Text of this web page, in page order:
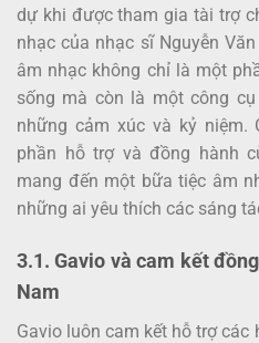
dự khi được tham gia tài trợ
nhạc của nhạc sĩ Nguyễn
âm nhạc không chỉ là một
sống mà còn là một công
những cảm xúc và kỷ
phần hỗ trợ và đồng hành
mang đến một bữa tiệc âm
những ai yêu thích các sáng
3.1. Gavio và cam kết
Nam
Gavio luôn cam kết hỗ trợ